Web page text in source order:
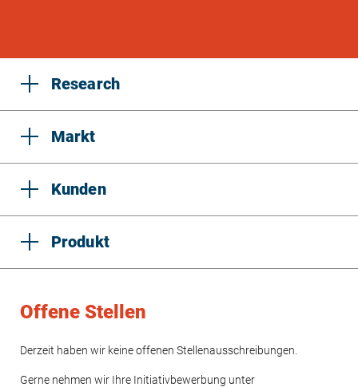
Research
Markt
Kunden
Produkt
Offene Stellen
Derzeit haben wir keine offenen Stellenausschreibungen.
Gerne nehmen wir Ihre Initiativbewerbung unter